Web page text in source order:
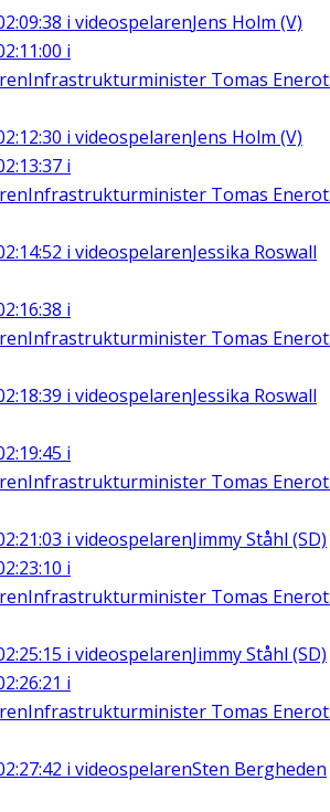
i videospelarenJens Holm (V)
i
Infrastrukturminister Tomas
i videospelarenJens Holm (V)
i
Infrastrukturminister Tomas
i videospelarenJessika Roswall
i
Infrastrukturminister Tomas
i videospelarenJessika Roswall
i
Infrastrukturminister Tomas
i videospelarenJimmy Ståhl (SD)
i
Infrastrukturminister Tomas
i videospelarenJimmy Ståhl (SD)
i
Infrastrukturminister Tomas
i videospelarenSten Bergheden